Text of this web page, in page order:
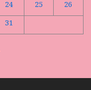
24 25
26
31